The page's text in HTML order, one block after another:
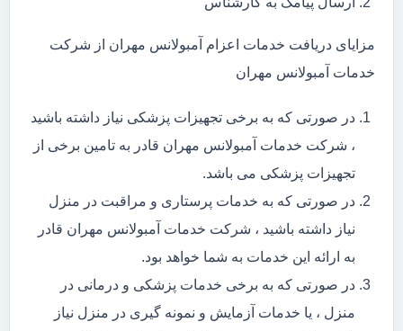
مزایای دریافت خدمات اعزام آمبولانس مهران از شرکت
خدمات آمبولانس مهران
در صورتی که به برخی تجهیزات پزشکی نیاز داشته باشید
، شرکت خدمات آمبولانس مهران قادر به تامین برخی از
تجهیزات پزشکی می باشد.
در صورتی که به خدمات پرستاری و مراقبت در منزل
نیاز داشته باشید ، شرکت خدمات آمبولانس مهران قادر
به ارائه این خدمات به شما خواهد بود.
در صورتی که به برخی خدمات پزشکی و درمانی در
منزل ، یا خدمات آزمایش و نمونه گیری در منزل نیاز